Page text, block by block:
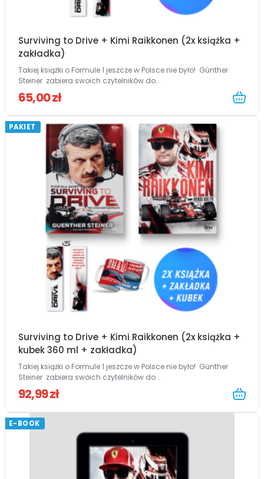
Surviving to Drive + Kimi Raikkonen (2x książka +
zakładka)
Takiej książki o Formule 1 jeszcze w Polsce nie było! Günther
Steiner zabiera swoich czytelników do...
65,00 zł
PAKIET
Surviving to Drive + Kimi Raikkonen (2x książka +
kubek 360 ml + zakładka)
Takiej książki o Formule 1 jeszcze w Polsce nie było! Günther
Steiner zabiera swoich czytelników do...
92,99 zł
E-BOOK